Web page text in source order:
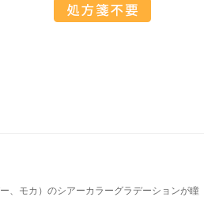
、モカ）のシアーカラーグラデーションが瞳